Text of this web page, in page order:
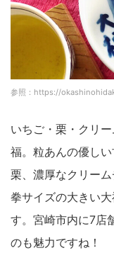
参照：https://
いちご・栗・クリ
福。粒あんの優し
栗、濃厚なクリー
拳サイズの大きい
す。宮崎市内に7店
のも魅力ですね！